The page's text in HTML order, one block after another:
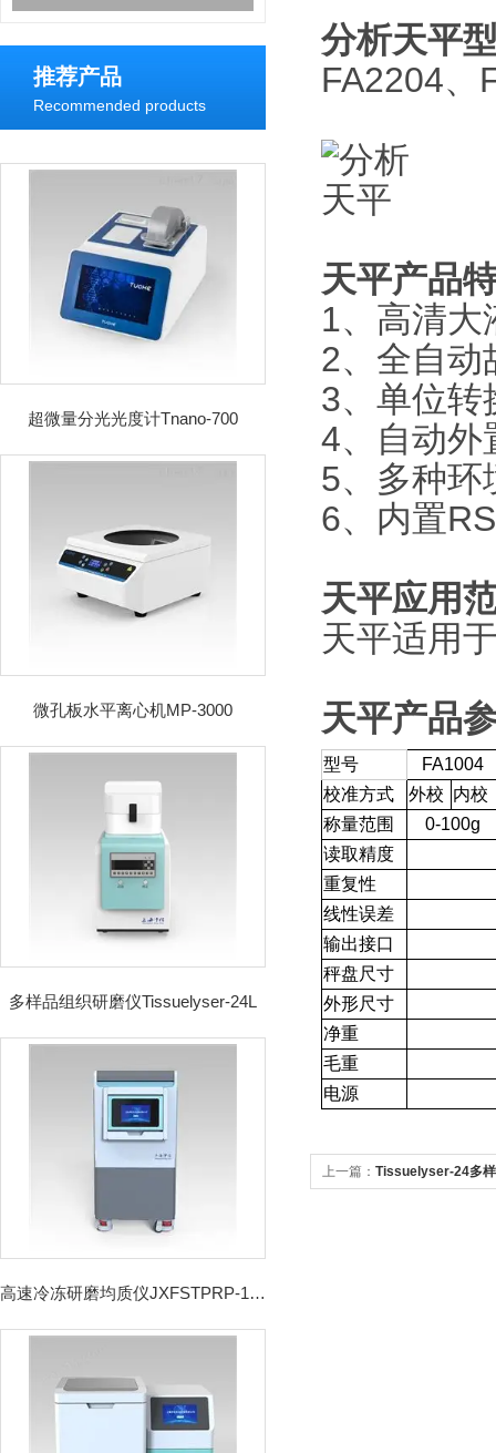
推荐产品
Recommended products
超微量分光光度计Tnano-700
微孔板水平离心机MP-3000
多样品组织研磨仪Tissuelyser-24L
高速冷冻研磨均质仪JXFSTPRP-192CL
分析天平
FA2204、
天平产品
1、高清大
2、全自动
3、单位转
4、自动外
5、多种环
6、内置
天平应用
天平适用
天平产品
型号
FA1004
校准方式
外校 内校
称量范围
0-100g
读取精度
重复性
线性误差
输出接口
秤盘尺寸
外形尺寸
净重
毛重
电源
上一篇： Tissuelyser-24多